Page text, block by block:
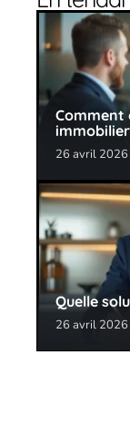
26 avril 2026
Quelle
26 avril 2026